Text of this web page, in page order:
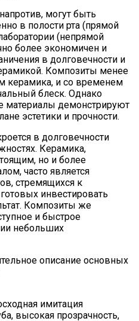
могут быть
в полости рта (прямой
(непрямой
более экономичен и
в долговечности и
Композиты менее
керамика, и со временем
блеск. Однако
демонстрируют
эстетики и прочности.
в долговечности
Керамика,
но и более
часто является
стремящихся к
инвестировать
Композиты же
и быстрое
небольших
описание основных
имитация
высокая прозрачность,